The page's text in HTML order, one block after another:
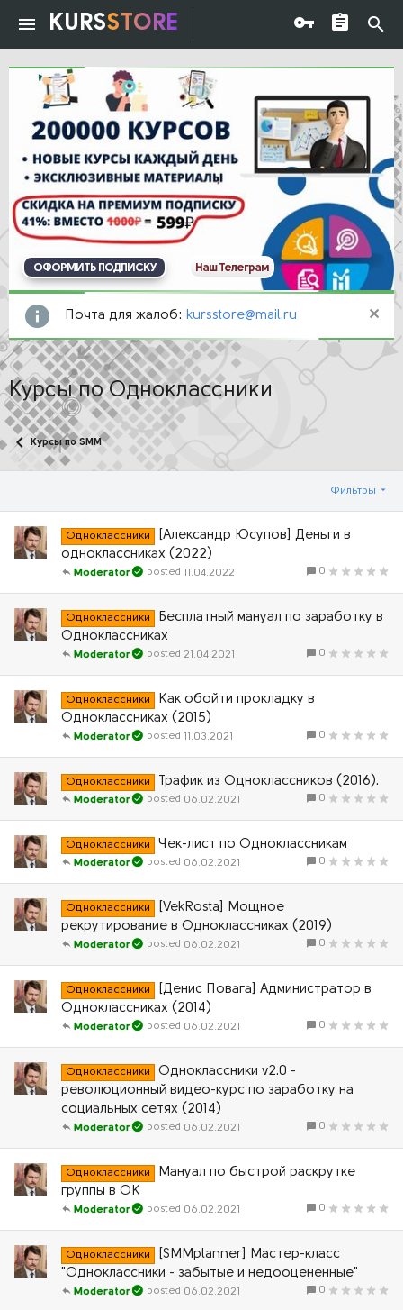
KURSSTORE
ОФОРМИТЬ ПОДПИСКУ Наш Телеграм
Почта для жалоб: kursstore@mail.ru
Курсы по Одноклассники
Курсы по SMM
Фильтры
Одноклассники
[Александр Юсупов] Деньги в
одноклассниках (2022)
0
11.04.2022
Moderator
Одноклассники
Бесплатный мануал по заработку в
Одноклассниках
0
21.04.2021
Moderator
Одноклассники
Как обойти прокладку в
Одноклассниках (2015)
0
11.03.2021
Moderator
Одноклассники Трафик из Одноклассников (2016).
0
06.02.2021
Moderator
Одноклассники Чек-лист по Одноклассникам
0
06.02.2021
Moderator
Одноклассники
[VekRosta] Мощное
рекрутирование в Одноклассниках (2019)
0
06.02.2021
Moderator
Одноклассники
[Денис Повага] Администратор в
Одноклассниках (2014)
0
06.02.2021
Moderator
Одноклассники
Одноклассники v2.0 -
революционный видео-курс по заработку на
социальных сетях (2014)
0
06.02.2021
Moderator
Одноклассники
Мануал по быстрой раскрутке
группы в ОК
0
06.02.2021
Moderator
Одноклассники
[SMMplanner] Мастер-класс
"Одноклассники - забытые и недооцененные"
0
06.02.2021
Moderator